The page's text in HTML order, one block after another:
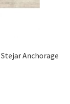
Anchorage